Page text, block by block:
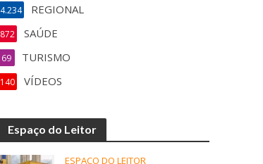
REGIONAL
4.234
SAÚDE
872
TURISMO
69
VÍDEOS
140
Espaço do Leitor
ESPAÇO DO LEITOR